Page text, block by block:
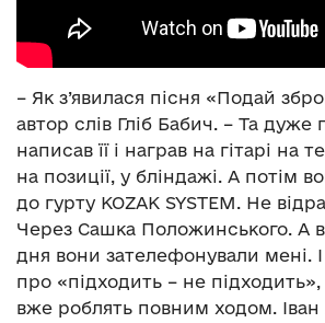
– Як з’явилася пісня «Подай
автор слів Гліб Бабич. – Та дуже
написав її і награв на гітарі на
на позиції, у бліндажі. А потім
до гурту KOZAK SYSTEM. Не
Через Сашка Положинського. А
дня вони зателефонували мені.
про «підходить – не підходить»,
вже роблять повним ходом. Іван